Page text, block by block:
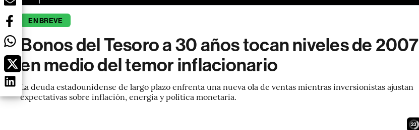
EN BREVE
Bonos del Tesoro a 30 años tocan niveles de 2007
en medio del temor inflacionario
La deuda estadounidense de largo plazo enfrenta una nueva ola de ventas mientras inversionistas ajustan
expectativas sobre inflación, energía y política monetaria.
21